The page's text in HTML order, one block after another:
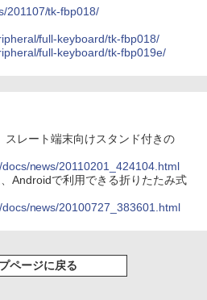
201107/tk-fbp018/
full-keyboard/tk-fbp018/
full-keyboard/tk-fbp019e/
スレート端末向けスタンド付きの
news/20110201_424104.html
Androidで利用できる折りたたみ式
news/20100727_383601.html
ページに戻る